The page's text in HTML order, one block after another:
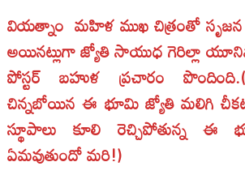
వియత్నాం మహిళ ముఖ చిత్రంతో సృజన
అయినట్లుగా జ్యోతి సాయుధ గెరిల్లా
పోస్టర్‌ బహుళ ప్రచారం
చిన్నబోయిన ఈ భూమి జ్యోతి మలిగి
స్థూపాలు కూలి రెచ్చిపోతున్న
ఏమవుతుందో మరి!)